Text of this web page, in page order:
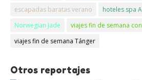
escapadas baratas verano
hoteles spa
Norwegian Jade
viajes fin de semana
viajes fin de semana Tánger
Otros reportajes